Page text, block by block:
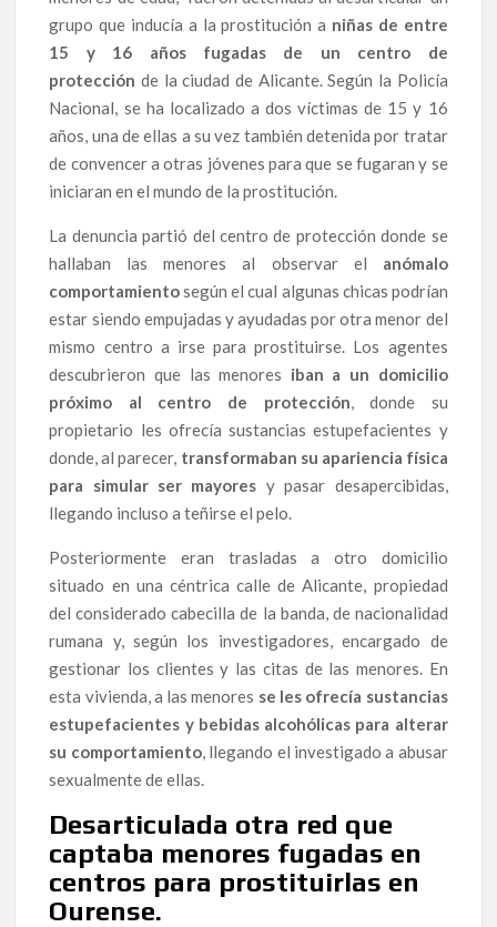
grupo que inducía a la prostitución a niñas de entre
15 y 16 años fugadas de un centro de
protección de la ciudad de Alicante. Según la Policía
Nacional, se ha localizado a dos víctimas de 15 y 16
años, una de ellas a su vez también detenida por tratar
de convencer a otras jóvenes para que se fugaran y se
iniciaran en el mundo de la prostitución.
La denuncia partió del centro de protección donde se
hallaban las menores al observar el anómalo
comportamientosegún el cual algunas chicas podrían
estar siendo empujadas y ayudadas por otra menor del
mismo centro a irse para prostituirse. Los agentes
descubrieron que las menores iban a un domicilio
próximo al centro de protección, donde su
propietario les ofrecía sustancias estupefacientes y
donde, al parecer, transformaban su apariencia física
para simular ser mayores y pasar desapercibidas,
llegando incluso a teñirse el pelo.
Posteriormente eran trasladas a otro domicilio
situado en una céntrica calle de Alicante, propiedad
del considerado cabecilla de la banda, de nacionalidad
rumana y, según los investigadores, encargado de
gestionar los clientes y las citas de las menores. En
esta vivienda, a las menores se les ofrecía sustancias
estupefacientes y bebidas alcohólicas para alterar
su comportamiento, llegando el investigado a abusar
sexualmente de ellas.
Desarticulada otra red que
captaba menores fugadas en
centros para prostituirlas en
Ourense.